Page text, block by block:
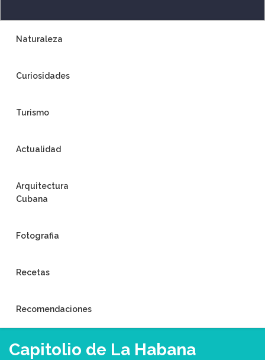
Naturaleza
Curiosidades
Turismo
Actualidad
Arquitectura
Cubana
Fotografia
Recetas
Recomendaciones
Capitolio de La Habana